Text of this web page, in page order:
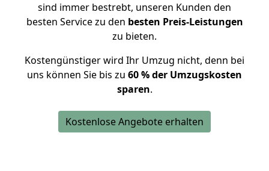
sind immer bestrebt, unseren Kunden den
besten Service zu den besten Preis-Leistungen
zu bieten.
Kostengünstiger wird Ihr Umzug nicht, denn bei
uns können Sie bis zu 60 % der Umzugskosten
sparen.
Kostenlose Angebote erhalten